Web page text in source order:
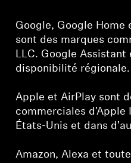
Google, Google
sont des marques
LLC. Google Assistant
disponibilité régionale.
Apple et AirPlay sont
commerciales d'Apple
États-Unis et dans
Amazon, Alexa et